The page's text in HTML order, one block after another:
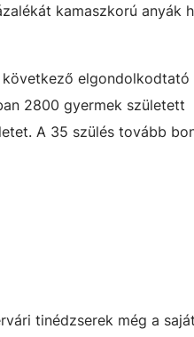
kamaszkorú anyák
következő elgondolkodtató
2800 gyermek született
A 35 szülés tovább
tinédzserek még a saját